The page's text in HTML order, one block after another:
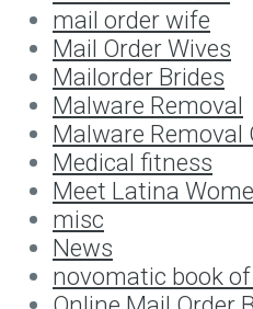
mail order wife
Mail Order Wives
Mailorder Brides
Malware Removal
Malware Removal
Medical fitness
Meet Latina
misc
News
novomatic book